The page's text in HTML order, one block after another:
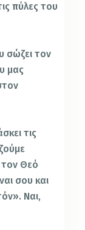
πύλες του
σώζει τον
μας
τις
τον Θεό
σου και
Ναι,